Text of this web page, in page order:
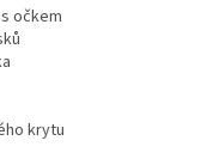
očkem
krytu